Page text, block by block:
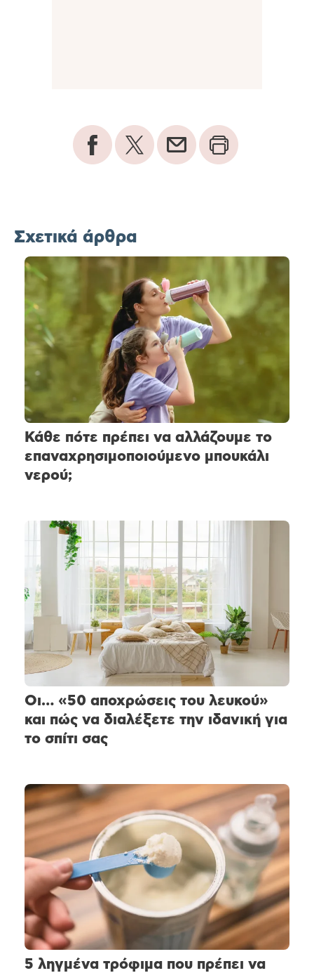
Σχετικά άρθρα
Κάθε πότε πρέπει να αλλάζουμε το
επαναχρησιμοποιούμενο μπουκάλι
νερού;
Οι… «50 αποχρώσεις του λευκού»
και πώς να διαλέξετε την ιδανική για
το σπίτι σας
5 ληγμένα τρόφιμα που πρέπει να